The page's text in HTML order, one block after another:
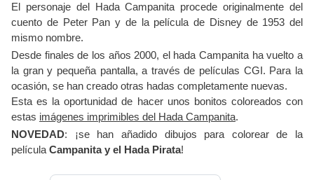
El personaje del Hada Campanita procede originalmente del
cuento de Peter Pan y de la película de Disney de 1953 del
mismo nombre.
Desde finales de los años 2000, el hada Campanita ha vuelto a
la gran y pequeña pantalla, a través de películas CGI. Para la
ocasión, se han creado otras hadas completamente nuevas.
Esta es la oportunidad de hacer unos bonitos coloreados con
estas imágenes imprimibles del Hada Campanita.
NOVEDAD: ¡se han añadido dibujos para colorear de la
película Campanita y el Hada Pirata!